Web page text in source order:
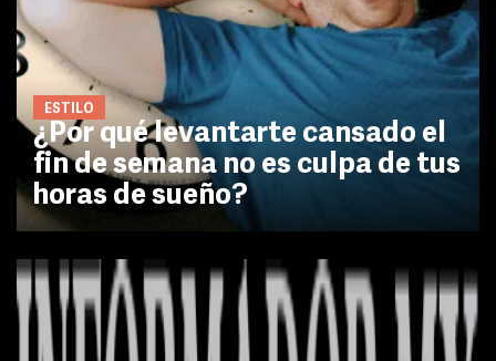
ESTILO
¿Por qué levantarte cansado el
fin de semana no es culpa de tus
horas de sueño?